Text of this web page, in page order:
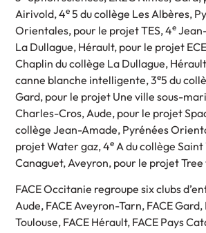
Airivold, 4e 5 du collège Les Albères,
Orientales, pour le projet TES, 4e
La Dullague, Hérault, pour le projet
Chaplin du collège La Dullague,
canne blanche intelligente, 3e5 du
Gard, pour le projet Une ville sous-
Charles-Cros, Aude, pour le projet
collège Jean-Amade, Pyrénées
projet Water gaz, 4e A du collège
Canaguet, Aveyron, pour le projet
FACE Occitanie regroupe six clubs
Aude, FACE Aveyron-Tarn, FACE Gard,
Toulouse, FACE Hérault, FACE Pays